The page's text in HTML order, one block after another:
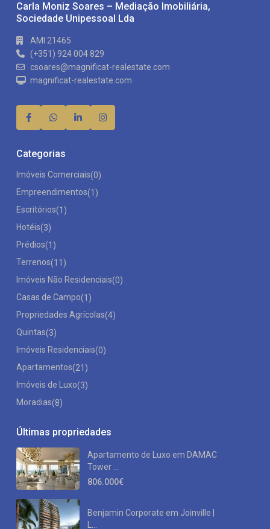
Carla Moniz Soares – Mediação Imobiliária,
Sociedade Unipessoal Lda
AMI 21465
(+351) 924 004 829
csoares@magnificat-realestate.com
magnificat-realestate.com
Categorias
Imóveis Comerciais(0)
Empreendimentos(1)
Escritórios(1)
Hotéis(3)
Prédios(1)
Terrenos(11)
Imóveis Não Residenciais(0)
Casas de Campo(1)
Propriedades Agrícolas(4)
Quintas(3)
Imóveis Residenciais(0)
Apartamentos(21)
Imóveis de Luxo(3)
Moradias(8)
Últimas propriedades
Apartamento de Luxo em DAMAC
Tower ...
806.000€
Benjamin Corporate em Joinville |
L...